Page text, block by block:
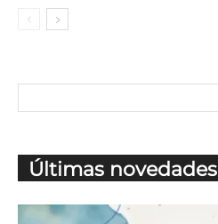
Últimas novedades